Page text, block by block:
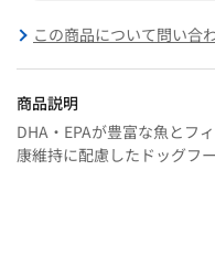
この商品について問い合
商品説明
DHA・EPAが豊富な魚とフ
康維持に配慮したドッグフー